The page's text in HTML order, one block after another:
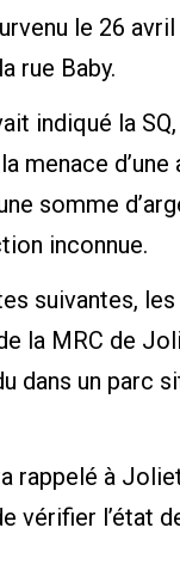
le 26 avril
rue Baby.
indiqué la
menace d’une
somme
inconnue.
suivantes,
la MRC de
dans un parc
rappelé à
vérifier l’état